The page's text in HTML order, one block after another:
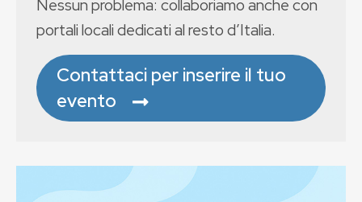
Nessun problema: collaboriamo anche con
portali locali dedicati al resto d’Italia.
Contattaci per inserire il tuo
evento